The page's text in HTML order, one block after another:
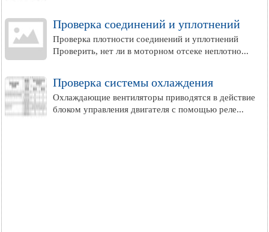
Проверка соединений и уплотнений
Проверка плотности соединений и уплотнений
Проверить, нет ли в моторном отсеке неплотно...
Проверка системы охлаждения
Охлаждающие вентиляторы приводятся в действие
блоком управления двигателя с помощью реле...